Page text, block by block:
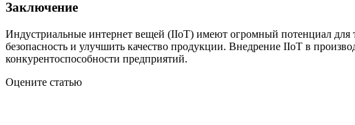
Заключение
Индустриальные интернет вещей (IIoT) имеют огромный потенциал для
безопасность и улучшить качество продукции. Внедрение IIoT в
конкурентоспособности предприятий.
Оцените статью